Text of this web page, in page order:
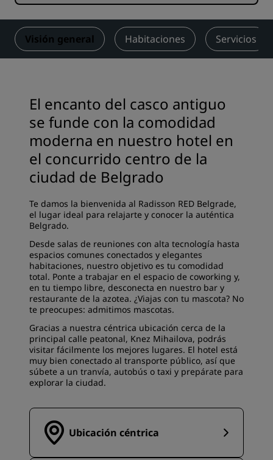
Visión general Habitaciones Servicios
El encanto del casco antiguo
se funde con la comodidad
moderna en nuestro hotel en
el concurrido centro de la
ciudad de Belgrado
Te damos la bienvenida al Radisson RED Belgrade,
el lugar ideal para relajarte y conocer la auténtica
Belgrado.
Desde salas de reuniones con alta tecnología hasta
espacios comunes conectados y elegantes
habitaciones, nuestro objetivo es tu comodidad
total. Ponte a trabajar en el espacio de coworking y,
en tu tiempo libre, desconecta en nuestro bar y
restaurante de la azotea. ¿Viajas con tu mascota? No
te preocupes: admitimos mascotas.
Gracias a nuestra céntrica ubicación cerca de la
principal calle peatonal, Knez Mihailova, podrás
visitar fácilmente los mejores lugares. El hotel está
muy bien conectado al transporte público, así que
súbete a un tranvía, autobús o taxi y prepárate para
explorar la ciudad.
Ubicación céntrica